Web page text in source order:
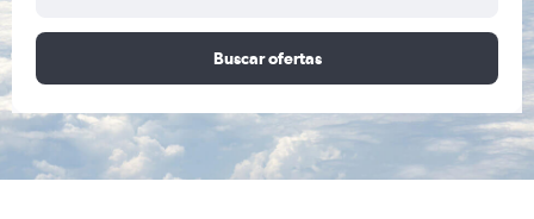
Buscar ofertas